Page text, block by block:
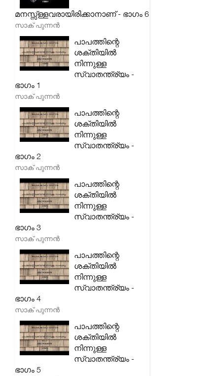
മനസ്സ്ള്ളവരായിരിക്കാനാണ് - ഭാഗം 6
സാക് പുന്നൻ
പാപത്തിന്റെ
ശക്തിയിൽ
നിന്നുള്ള
സ്വാതന്ത്ര്യം -
ഭാഗം 1
സാക് പുന്നൻ
പാപത്തിന്റെ
ശക്തിയിൽ
നിന്നുള്ള
സ്വാതന്ത്ര്യം -
ഭാഗം 2
സാക് പുന്നൻ
പാപത്തിന്റെ
ശക്തിയിൽ
നിന്നുള്ള
സ്വാതന്ത്ര്യം -
ഭാഗം 3
സാക് പുന്നൻ
പാപത്തിന്റെ
ശക്തിയിൽ
നിന്നുള്ള
സ്വാതന്ത്ര്യം -
ഭാഗം 4
സാക് പുന്നൻ
പാപത്തിന്റെ
ശക്തിയിൽ
നിന്നുള്ള
സ്വാതന്ത്ര്യം -
ഭാഗം 5